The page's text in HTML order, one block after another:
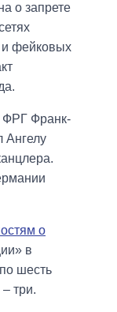
о запрете
и фейковых
ФРГ Франк-
Ангелу
о
в
шесть
три.